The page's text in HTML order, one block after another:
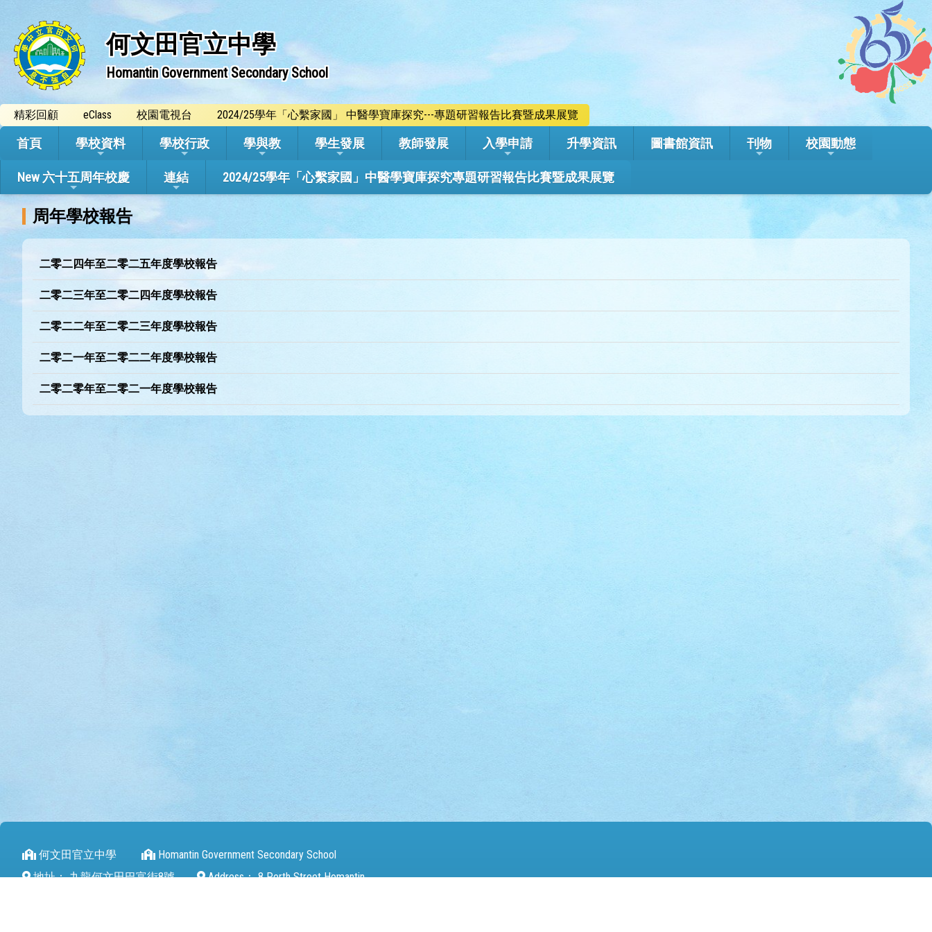
何文田官立中學
Homantin Government Secondary School
精彩回顧 eClass 校園電視台 2024/25學年「心繫家國」 中醫學寶庫探究---專題研習報告比賽暨成果展覽
首頁 學校資料 學校行政 學與教 學生發展 教師發展 入學申請 升學資訊 圖書館資訊 刊物 校園動態
New 六十五周年校慶 連結 2024/25學年「心繫家國」中醫學寶庫探究專題研習報告比賽暨成果展覽
周年學校報告
二零二四年至二零二五年度學校報告
二零二三年至二零二四年度學校報告
二零二二年至二零二三年度學校報告
二零二一年至二零二二年度學校報告
二零二零年至二零二一年度學校報告
何文田官立中學
Homantin Government Secondary School
地址： 九龍何文田巴富街8號 Address： 8 Perth Street Homantin